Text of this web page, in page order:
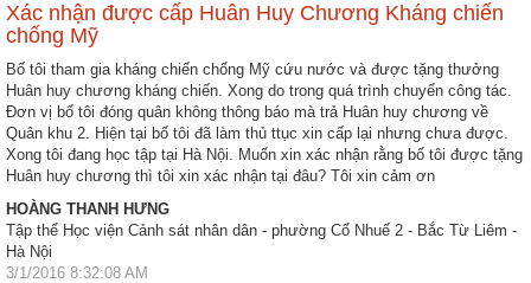
Đăng
nhập
Xác nhận được cấp Huân Huy Chương Kháng chiến
chống Mỹ
Bố tôi tham gia kháng chiến chống Mỹ cứu nước và được tặng thưởng
Huân huy chương kháng chiến. Xong do trong quá trình chuyển công tác.
Đơn vị bố tôi đóng quân không thông báo mà trả Huân huy chương về
Quân khu 2. Hiện tại bố tôi đã làm thủ ttục xin cấp lại nhưng chưa được.
Xong tôi đang học tập tại Hà Nội. Muốn xin xác nhận rằng bố tôi được tặng
Huân huy chương thì tôi xin xác nhận tại đâu? Tôi xin cảm ơn
HOÀNG THANH HƯNG
Tập thể Học viện Cảnh sát nhân dân - phường Cổ Nhuế 2 - Bắc Từ Liêm -
Hà Nội
3/1/2016 8:32:08 AM